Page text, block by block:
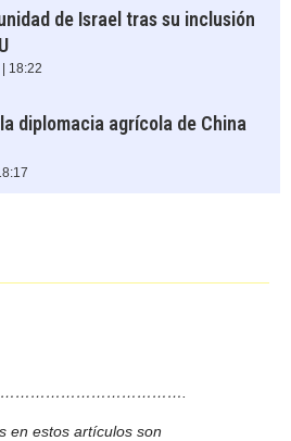
de Israel tras su inclusión
18:22
diplomacia agrícola de China
en estos artículos son